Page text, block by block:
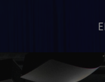
Planlegg